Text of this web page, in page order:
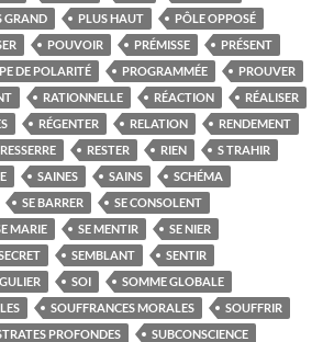
GRAND PLUS HAUT
PÔLE OPPOSÉ
POUVOIR PRÉMISSE
PRÉSENT
DE POLARITÉ PROGRAMMÉE
PROUVER
RATIONNELLE RÉACTION
RÉALISER
RÉGENTER RELATION
RENDEMENT
RESSERRE RESTER RIEN
S TRAHIR
SAINES SAINS
SCHÉMA
SE BARRER
SE CONSOLENT
MARIE SE MENTIR
SE NIER
SEMBLANT
SENTIR
SOI
SOMME GLOBALE
SOUFFRANCES MORALES
SOUFFRIR
PROFONDES
SUBCONSCIENCE